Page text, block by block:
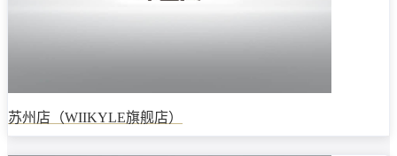
苏州店（WIIKYLE旗舰店）